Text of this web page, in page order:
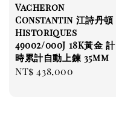
Vacheron
Constantin 江詩丹頓
Historiques
49002/000J 18K黃金 計
時累計自動上鍊 35mm
Regular
NT$ 438,000